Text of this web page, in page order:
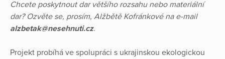
Chcete poskytnout dar většího rozsahu nebo materiální
dar? Ozvěte se, prosím, Alžbětě Kofránkové na e-mail
alzbetak@nesehnuti.cz.
Projekt probíhá ve spolupráci s ukrajinskou ekologickou